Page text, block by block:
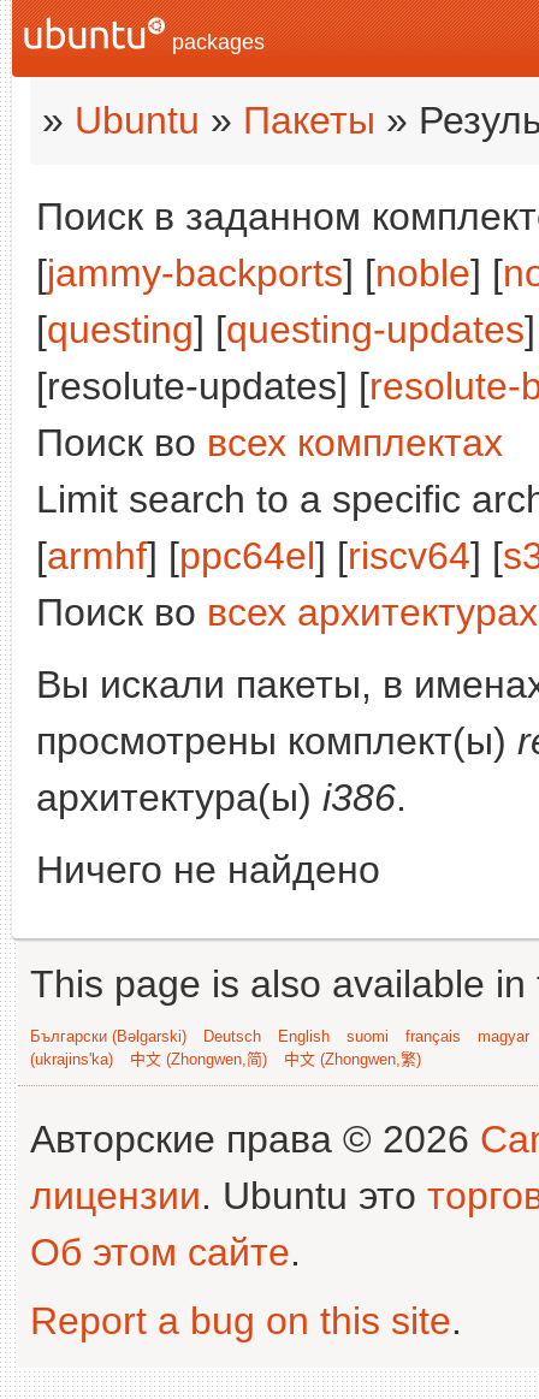
packages
» Ubuntu » Пакеты »
Поиск в заданном
[jammy-backports] [noble] [
[questing] [questing-updates
[resolute-updates] [resolute-
Поиск во всех комплектах
Limit search to a specific
[armhf] [ppc64el] [riscv64] [
Поиск во всех архитектурах
Вы искали пакеты, в
просмотрены комплект(ы)
архитектура(ы) i386.
Ничего не найдено
This page is also available
Български (Bəlgarski) Deutsch English suomi français
magyar
(ukrajins'ka)
中文 (Zhongwen,简) 中文 (Zhongwen,繁)
Авторские права © 2026
лицензии. Ubuntu это
Об этом сайте.
Report a bug on this site.